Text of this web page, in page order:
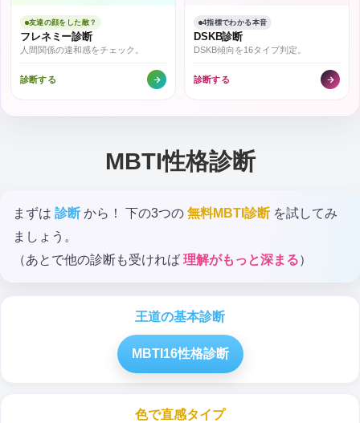
友達の顔をした敵？
フレネミー診断
人間関係の違和感をチェック。
診断する
4指標でわかる本音
DSKB診断
DSKB傾向を16タイプ判定。
診断する
MBTI性格診断
まずは 診断 から！ 下の3つの 無料MBTI診断を試してみ
ましょう。
（あとで他の診断も受ければ 理解がもっと深まる）
王道の基本診断
MBTI16性格診断
色で直感タイプ